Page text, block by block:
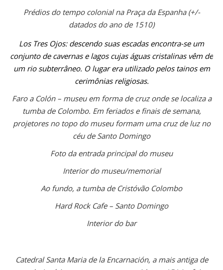
Prédios do tempo colonial na Praça da Espanha (+/-
datados do ano de 1510)
Los Tres Ojos: descendo suas escadas encontra-se um
conjunto de cavernas e lagos cujas águas cristalinas vêm de
um rio subterrâneo. O lugar era utilizado pelos tainos em
cerimônias religiosas.
Faro a Colón – museu em forma de cruz onde se localiza a
tumba de Colombo. Em feriados e finais de semana,
projetores no topo do museu formam uma cruz de luz no
céu de Santo Domingo
Foto da entrada principal do museu
Interior do museu/memorial
Ao fundo, a tumba de Cristóvão Colombo
Hard Rock Cafe – Santo Domingo
Interior do bar
Catedral Santa Maria de la Encarnación, a mais antiga de